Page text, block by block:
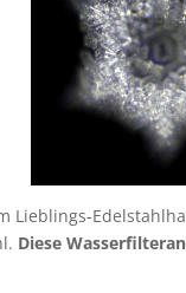
Lieblings-
Diese